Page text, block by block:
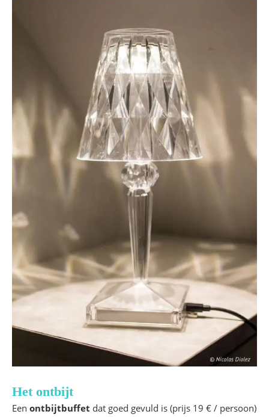
Het ontbijt
Een ontbijtbuffet dat goed gevuld is (prijs 19 € / persoon)